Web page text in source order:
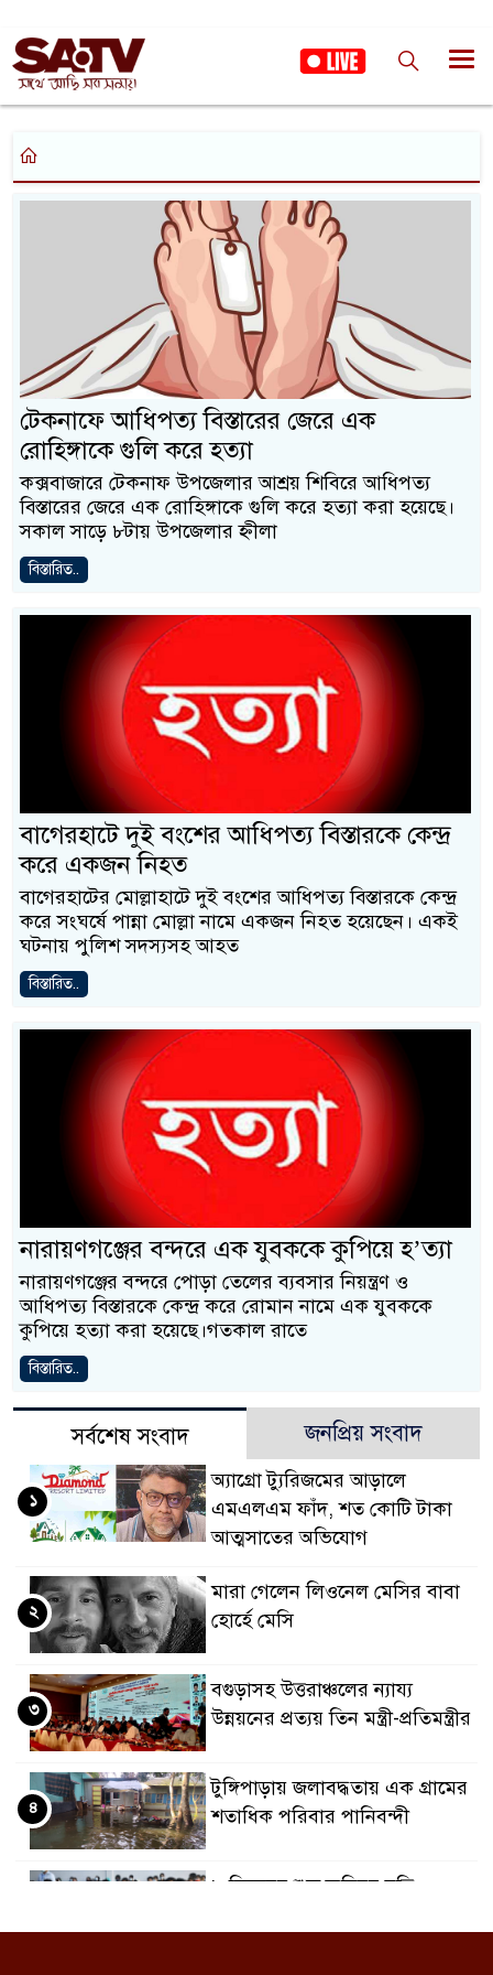
টেকনাফে আধিপত্য বিস্তারের জেরে এক
রোহিঙ্গাকে গুলি করে হত্যা
কক্সবাজারে টেকনাফ উপজেলার আশ্রয় শিবিরে আধিপত্য
বিস্তারের জেরে এক রোহিঙ্গাকে গুলি করে হত্যা করা হয়েছে।
সকাল সাড়ে ৮টায় উপজেলার হ্নীলা
বিস্তারিত..
বাগেরহাটে দুই বংশের আধিপত্য বিস্তারকে কেন্দ্র
করে একজন নিহত
বাগেরহাটের মোল্লাহাটে দুই বংশের আধিপত্য বিস্তারকে কেন্দ্র
করে সংঘর্ষে পান্না মোল্লা নামে একজন নিহত হয়েছেন। একই
ঘটনায় পুলিশ সদস্যসহ আহত
বিস্তারিত..
নারায়ণগঞ্জের বন্দরে এক যুবককে কুপিয়ে হ’ত্যা
নারায়ণগঞ্জের বন্দরে পোড়া তেলের ব্যবসার নিয়ন্ত্রণ ও
আধিপত্য বিস্তারকে কেন্দ্র করে রোমান নামে এক যুবককে
কুপিয়ে হত্যা করা হয়েছে।গতকাল রাতে
বিস্তারিত..
সর্বশেষ সংবাদ জনপ্রিয় সংবাদ
অ্যাগ্রো ট্যুরিজমের আড়ালে
এমএলএম ফাঁদ, শত কোটি টাকা
আত্মসাতের অভিযোগ
১
মারা গেলেন লিওনেল মেসির বাবা
হোর্হে মেসি
২
বগুড়াসহ উত্তরাঞ্চলের ন্যায্য
উন্নয়নের প্রত্যয় তিন মন্ত্রী-প্রতিমন্ত্রীর
৩
টুঙ্গিপাড়ায় জলাবদ্ধতায় এক গ্রামের
শতাধিক পরিবার পানিবন্দী
৪
৮ ডিসেম্বর শুরু জুনিয়র বৃত্তি